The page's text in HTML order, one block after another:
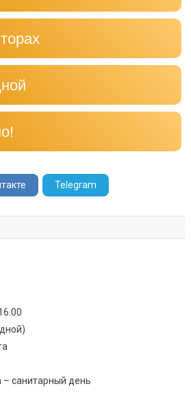
Telegram
санитарный день